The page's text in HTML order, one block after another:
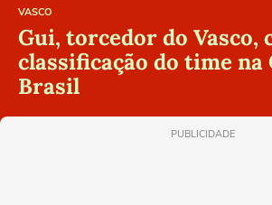
VASCO
Gui, torcedor do Vasco,
classificação do time na
Brasil
PUBLICIDADE